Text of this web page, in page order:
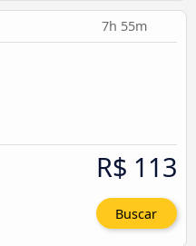
7h 55m
R$ 113
Buscar